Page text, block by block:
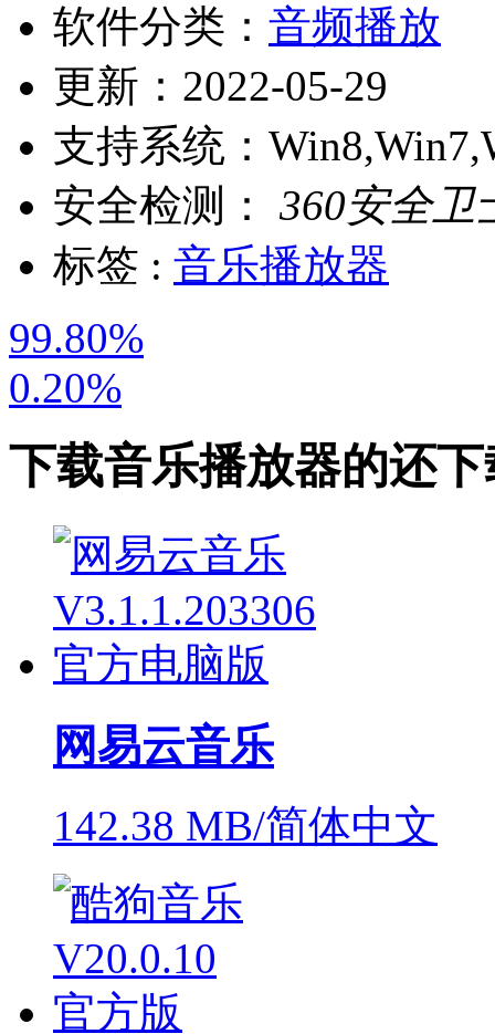
软件分类： 音频播放
更新： 2022-05-29
支持系统：
安全检测：
360安全卫
标签 : 音乐播放器
99.80%
0.20%
下载音乐播放器的还
网易云音乐
142.38 MB/简体中文